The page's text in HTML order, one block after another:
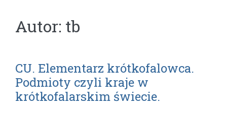
Autor: tb
CU. Elementarz krótkofalowca.
Podmioty czyli kraje w
krótkofalarskim świecie.